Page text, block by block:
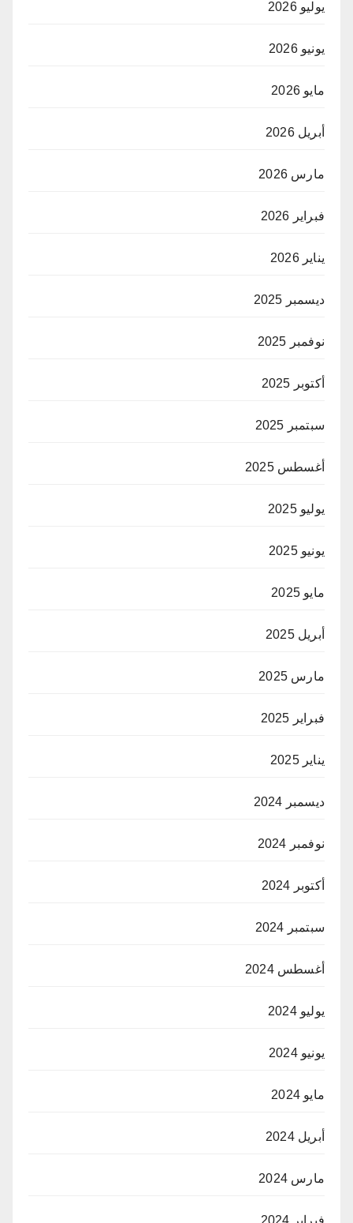
يوليو 2026
يونيو 2026
مايو 2026
أبريل 2026
مارس 2026
فبراير 2026
يناير 2026
ديسمبر 2025
نوفمبر 2025
أكتوبر 2025
سبتمبر 2025
أغسطس 2025
يوليو 2025
يونيو 2025
مايو 2025
أبريل 2025
مارس 2025
فبراير 2025
يناير 2025
ديسمبر 2024
نوفمبر 2024
أكتوبر 2024
سبتمبر 2024
أغسطس 2024
يوليو 2024
يونيو 2024
مايو 2024
أبريل 2024
مارس 2024